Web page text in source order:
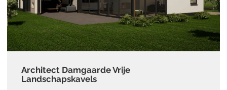
Architect Damgaarde Vrije
Landschapskavels